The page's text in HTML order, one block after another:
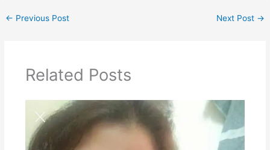
← Previous Post Next Post →
Related Posts